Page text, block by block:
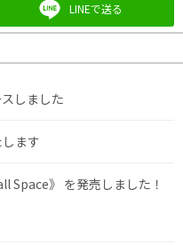
LINEで送る
しました
ます
Space》 を発売しました！